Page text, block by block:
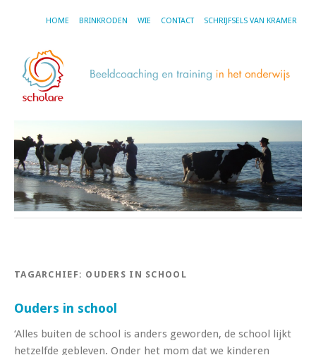
HOME BRINKRODEN WIE CONTACT SCHRIJFSELS VAN KRAMER
TAGARCHIEF: OUDERS IN SCHOOL
Ouders in school
‘Alles buiten de school is anders geworden, de school lijkt
hetzelfde gebleven. Onder het mom dat we kinderen